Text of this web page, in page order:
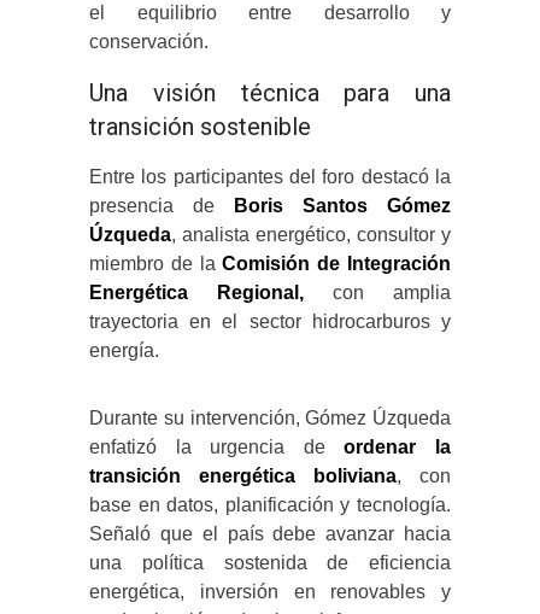
el equilibrio entre desarrollo y
conservación.
Una visión técnica para una
transición sostenible
Entre los participantes del foro destacó la
presencia de
Boris Santos Gómez
Úzqueda, analista energético, consultor y
miembro de laComisión de Integración
Energética Regional, con amplia
trayectoria en el sector hidrocarburos y
energía.
Durante su intervención, Gómez Úzqueda
enfatizó la urgencia deordenar la
transición energética boliviana, con
base en datos, planificación y tecnología.
Señaló que el país debe avanzar hacia
una política sostenida de eficiencia
energética, inversión en renovables y